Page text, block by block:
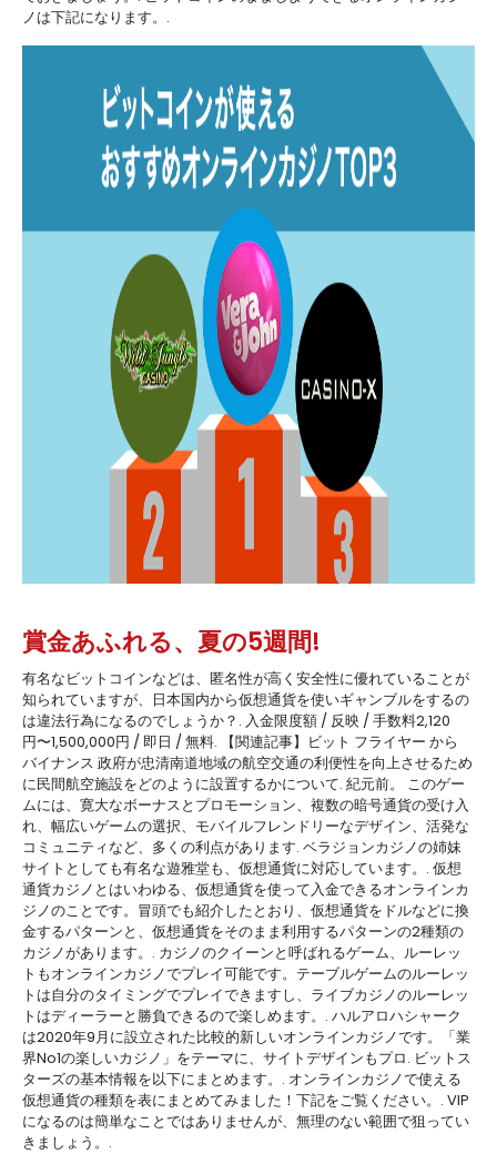
ノは下記になります。.
賞金あふれる、夏の5週間!
有名なビットコインなどは、匿名性が高く安全性に優れていることが
知られていますが、日本国内から仮想通貨を使いギャンブルをするの
は違法行為になるのでしょうか？. 入金限度額 / 反映 / 手数料2,120
円〜1,500,000円 / 即日 / 無料. 【関連記事】ビット フライヤー から
バイナンス 政府が忠清南道地域の航空交通の利便性を向上させるため
に民間航空施設をどのように設置するかについて. 紀元前。 このゲー
ムには、寛大なボーナスとプロモーション、複数の暗号通貨の受け入
れ、幅広いゲームの選択、モバイルフレンドリーなデザイン、活発な
コミュニティなど、多くの利点があります. ベラジョンカジノの姉妹
サイトとしても有名な遊雅堂も、仮想通貨に対応しています。. 仮想
通貨カジノとはいわゆる、仮想通貨を使って入金できるオンラインカ
ジノのことです。冒頭でも紹介したとおり、仮想通貨をドルなどに換
金するパターンと、仮想通貨をそのまま利用するパターンの2種類の
カジノがあります。. カジノのクイーンと呼ばれるゲーム、ルーレッ
トもオンラインカジノでプレイ可能です。テーブルゲームのルーレッ
トは自分のタイミングでプレイできますし、ライブカジノのルーレッ
トはディーラーと勝負できるので楽しめます。. ハルアロハシャーク
は2020年9月に設立された比較的新しいオンラインカジノです。「業
界No1の楽しいカジノ」をテーマに、サイトデザインもプロ. ビットス
ターズの基本情報を以下にまとめます。. オンラインカジノで使える
仮想通貨の種類を表にまとめてみました！下記をご覧ください。. VIP
になるのは簡単なことではありませんが、無理のない範囲で狙ってい
きましょう。.